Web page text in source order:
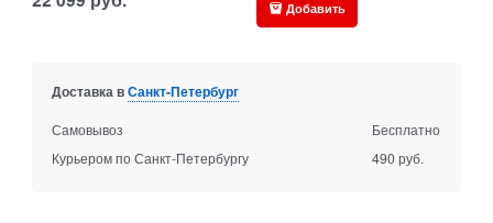
Добавить
Доставка вСанкт-Петербург
Самовывоз
Бесплатно
Курьером по Санкт-Петербургу
490 руб.